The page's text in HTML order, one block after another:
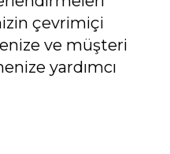
çevrimiçi
ve müşteri
yardımcı